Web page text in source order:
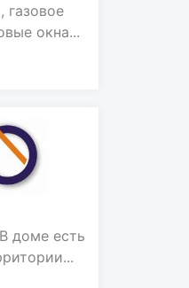
газовое
окна...
доме есть